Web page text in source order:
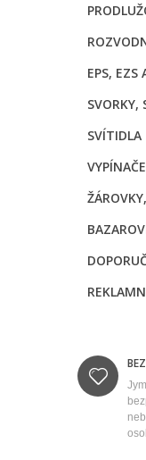
EPS, EZS
SVORKY,
SVÍTIDLA